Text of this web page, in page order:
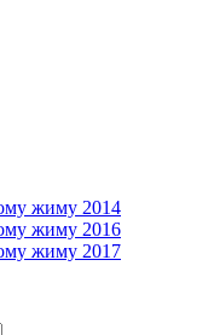
жиму 2014
жиму 2016
жиму 2017